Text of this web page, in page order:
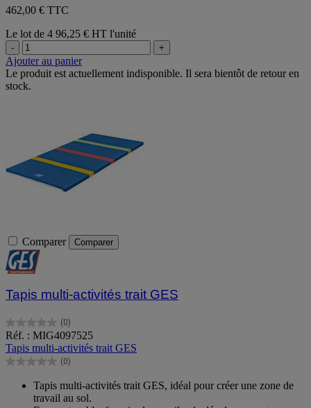
462,00 € TTC
Le lot de 4 96,25 € HT l'unité
- +
Ajouter au panier
Le produit est actuellement indisponible. Il sera bientôt de retour en
stock.
Comparer Comparer
Tapis multi-activités trait GES
(0)
0.0
sur
5
étoiles.
Réf. : MIG4097525
Tapis multi-activités trait GES
(0)
0.0
étoiles.
Tapis multi-activités trait GES, idéal pour créer une zone de
travail au sol.